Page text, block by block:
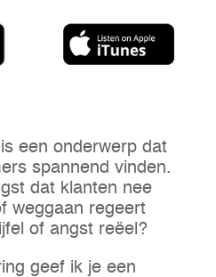
een onderwerp dat
spannend vinden.
dat klanten nee
weggaan regeert
of angst reëel?
geef ik je een